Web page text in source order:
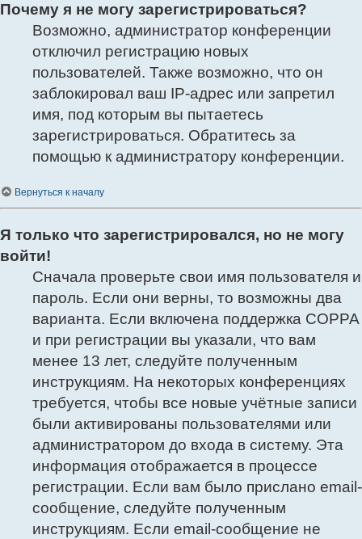
Почему я не могу зарегистрироваться?
Возможно, администратор конференции
отключил регистрацию новых
пользователей. Также возможно, что он
заблокировал ваш IP-адрес или запретил
имя, под которым вы пытаетесь
зарегистрироваться. Обратитесь за
помощью к администратору конференции.
Вернуться к началу
Я только что зарегистрировался, но не могу
войти!
Сначала проверьте свои имя пользователя и
пароль. Если они верны, то возможны два
варианта. Если включена поддержка COPPA
и при регистрации вы указали, что вам
менее 13 лет, следуйте полученным
инструкциям. На некоторых конференциях
требуется, чтобы все новые учётные записи
были активированы пользователями или
администратором до входа в систему. Эта
информация отображается в процессе
регистрации. Если вам было прислано email-
сообщение, следуйте полученным
инструкциям. Если email-сообщение не